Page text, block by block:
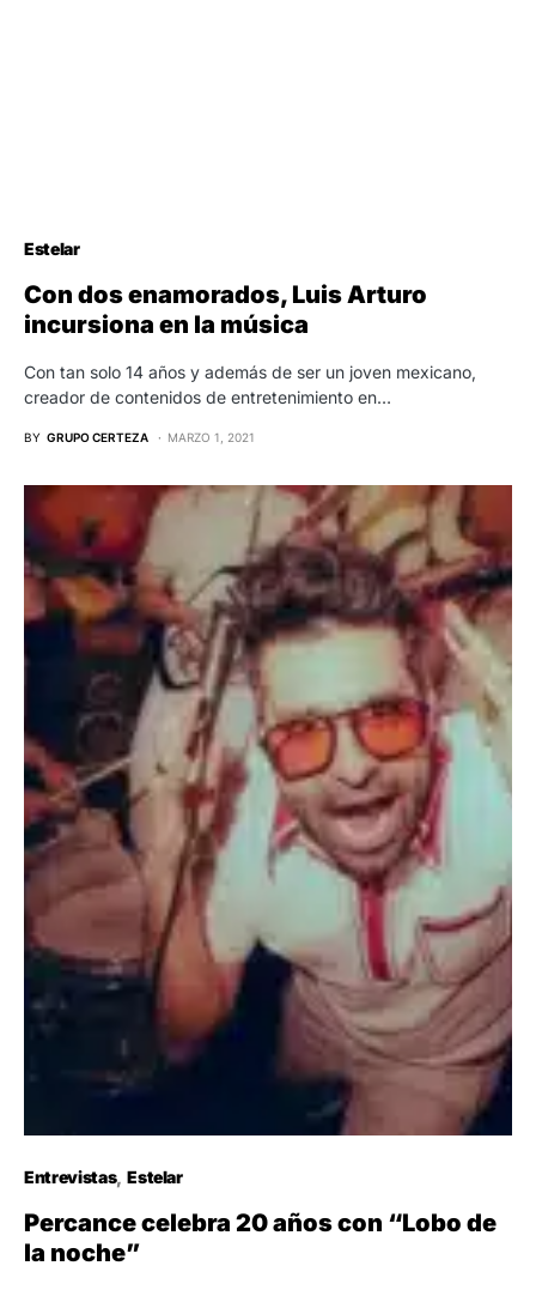
Estelar
Con dos enamorados, Luis Arturo
incursiona en la música
Con tan solo 14 años y además de ser un joven mexicano,
creador de contenidos de entretenimiento en…
BY GRUPO CERTEZA MARZO 1, 2021
Entrevistas Estelar
Percance celebra 20 años con “Lobo de
la noche”